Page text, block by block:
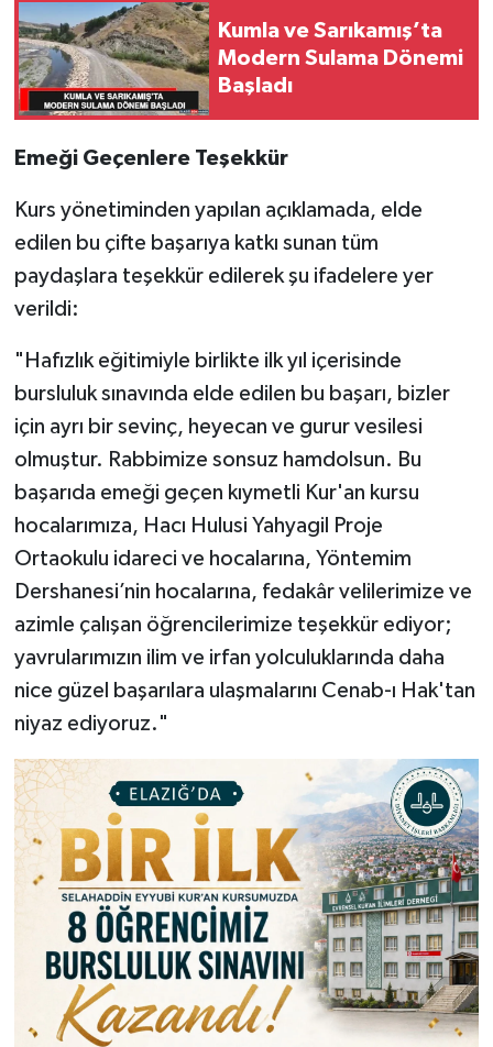
Kumla ve Sarıkamış’ta
Modern Sulama Dönemi
Başladı
Emeği Geçenlere Teşekkür
Kurs yönetiminden yapılan açıklamada, elde
edilen bu çifte başarıya katkı sunan tüm
paydaşlara teşekkür edilerek şu ifadelere yer
verildi:
"Hafızlık eğitimiyle birlikte ilk yıl içerisinde
bursluluk sınavında elde edilen bu başarı, bizler
için ayrı bir sevinç, heyecan ve gurur vesilesi
olmuştur. Rabbimize sonsuz hamdolsun. Bu
başarıda emeği geçen kıymetli Kur'an kursu
hocalarımıza, Hacı Hulusi Yahyagil Proje
Ortaokulu idareci ve hocalarına, Yöntemim
Dershanesi’nin hocalarına, fedakâr velilerimize ve
azimle çalışan öğrencilerimize teşekkür ediyor;
yavrularımızın ilim ve irfan yolculuklarında daha
nice güzel başarılara ulaşmalarını Cenab-ı Hak'tan
niyaz ediyoruz."